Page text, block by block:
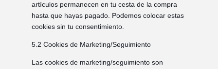
artículos permanecen en tu cesta de la compra
hasta que hayas pagado. Podemos colocar estas
cookies sin tu consentimiento.
5.2 Cookies de Marketing/Seguimiento
Las cookies de marketing/seguimiento son